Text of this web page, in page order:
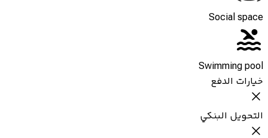
Social space
Swimming pool
خيارات الدفع
التحويل البنكي